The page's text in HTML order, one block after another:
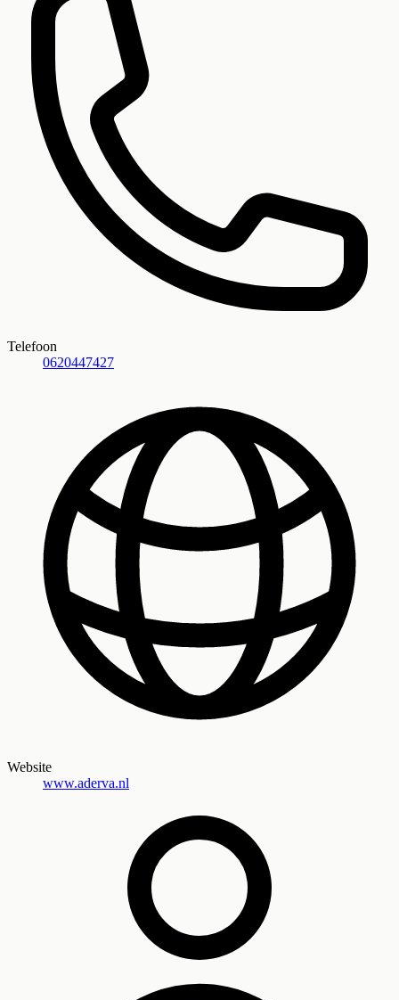
Telefoon
0620447427
Website
www.aderva.nl